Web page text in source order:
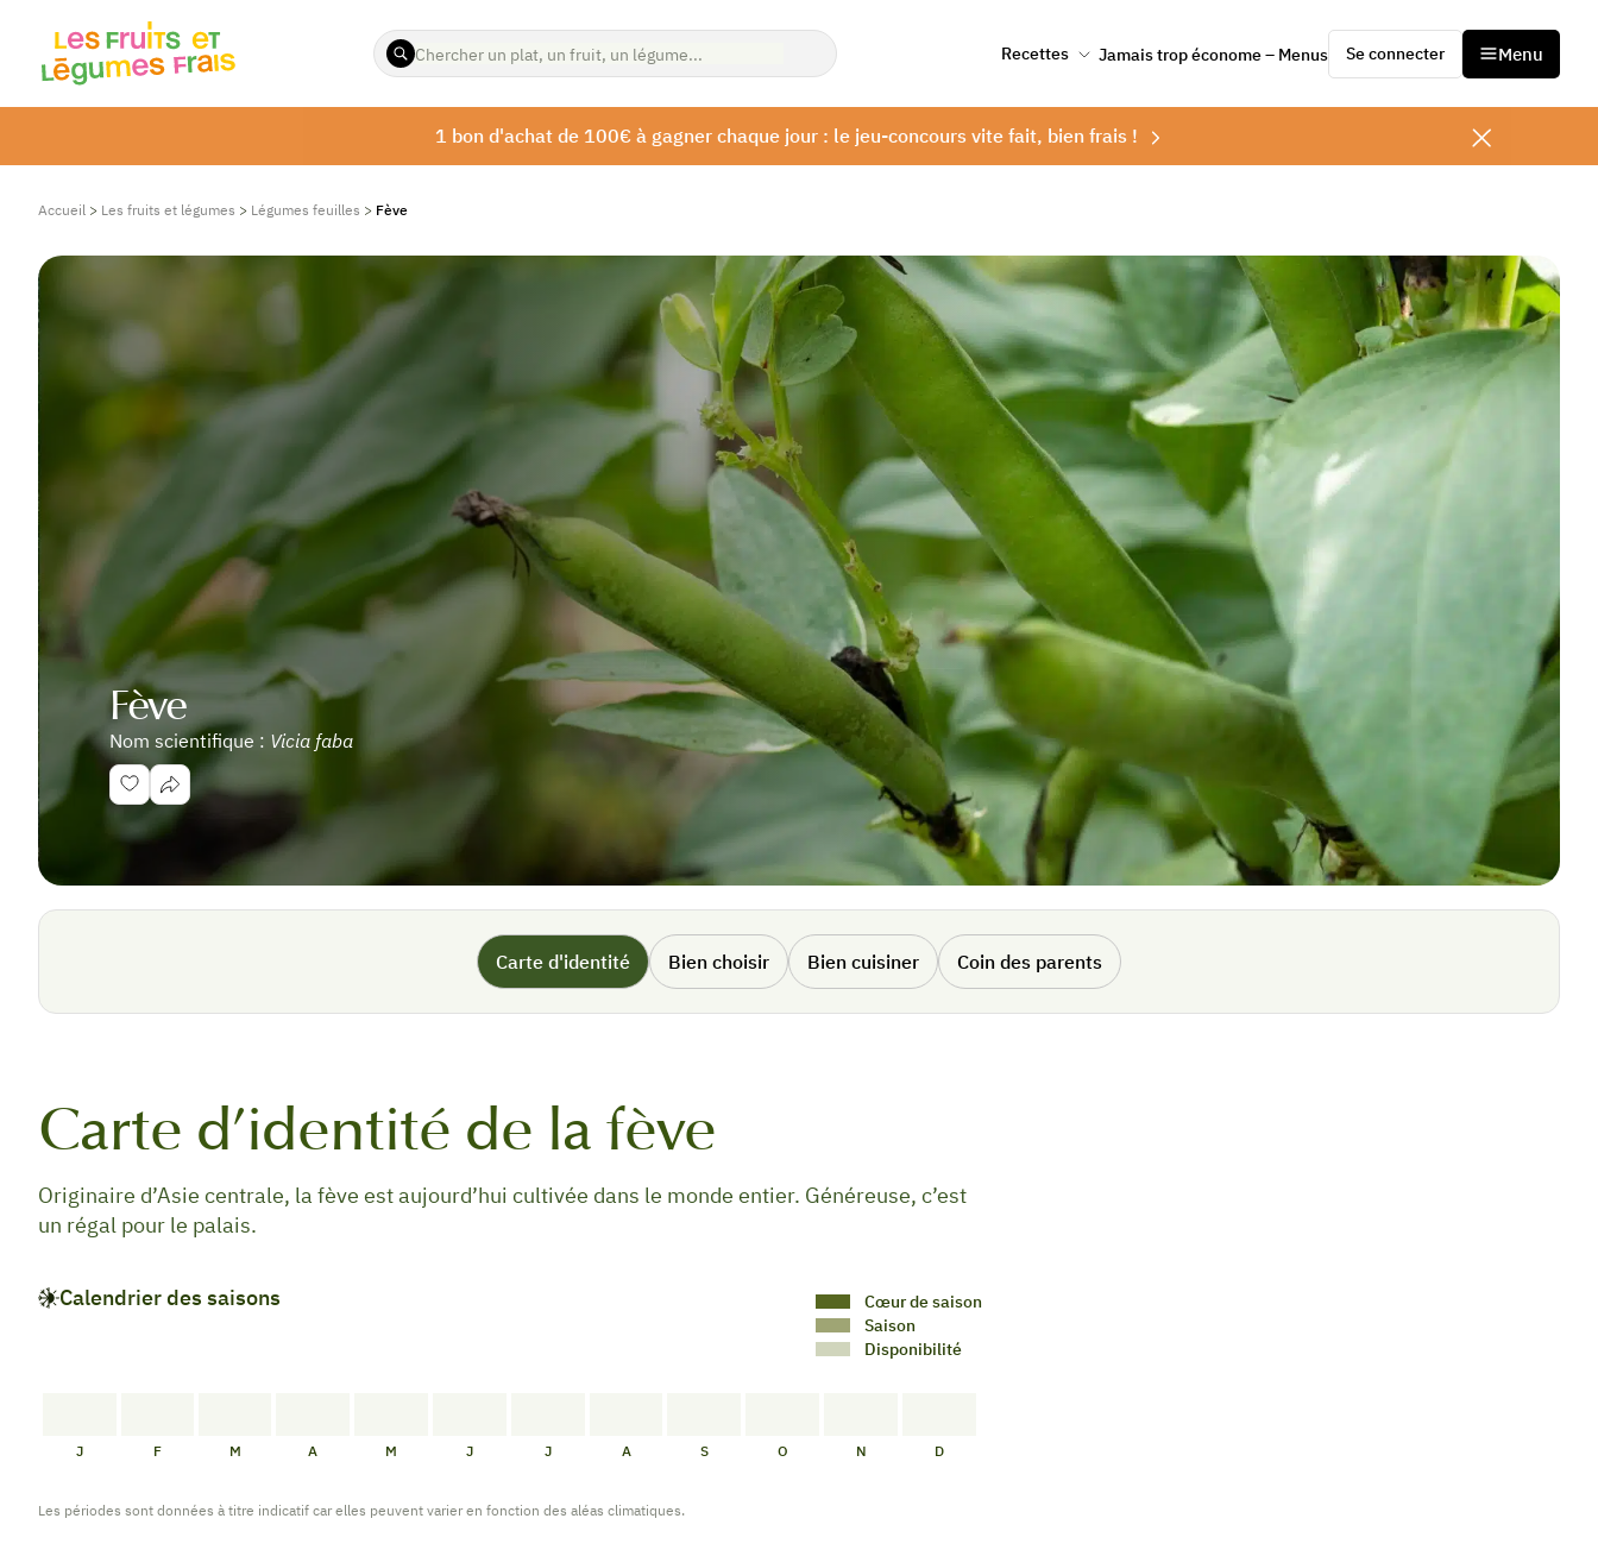
ENTREZ
LES
RECHERCHER
Recettes Jamais trop économe – Menus Se connecter Menu
1 bon d'achat de 100€ à gagner chaque jour : le jeu-concours vite fait, bien frais !
Accueil > Les fruits et légumes > Légumes feuilles > Fève
Fève
Nom scientifique : Vicia faba
Carte d'identité Bien choisir Bien cuisiner Coin des parents
Carte d’identité de la fève
Originaire d’Asie centrale, la fève est aujourd’hui cultivée dans le monde entier. Généreuse, c’est
un régal pour le palais.
Calendrier des saisons
Cœur de saison
Saison
Disponibilité
DISPONIBILITÉDISPONIBILITÉDISPONIBILITÉDISPONIBILITÉDISPONIBILITÉDISPONIBILITÉDISPONIBILITÉDISPONIBILITÉDISPONIBILITÉDISPONIBILITÉDISPONIBILITÉDISPONIBILITÉ
J F M A M J J A S O N D
Les périodes sont données à titre indicatif car elles peuvent varier en fonction des aléas climatiques.